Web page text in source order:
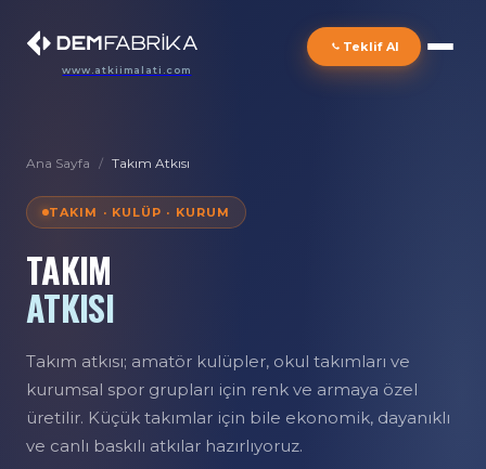
www.atkiimalati.com
Teklif Al
Ana Sayfa / Takım Atkısı
TAKIM · KULÜP · KURUM
TAKIM
ATKISI
Takım atkısı; amatör kulüpler, okul takımları ve
kurumsal spor grupları için renk ve armaya özel
üretilir. Küçük takımlar için bile ekonomik, dayanıklı
ve canlı baskılı atkılar hazırlıyoruz.